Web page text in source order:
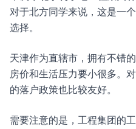
对于北方同学来说，这是一
选择。
天津作为直辖市，拥有不错
房价和生活压力要小很多。
的落户政策也比较友好。
需要注意的是，工程集团的